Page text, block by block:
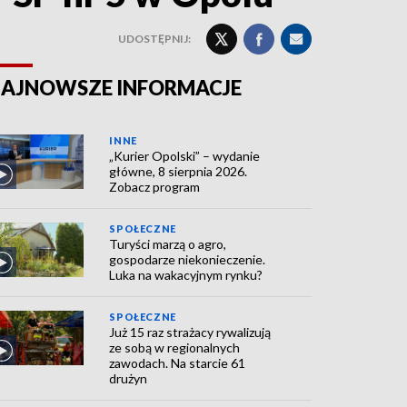
UDOSTĘPNIJ:
INFORMACJE
INNE
„Kurier Opolski” – wydanie
główne, 8 sierpnia 2026.
Zobacz program
SPOŁECZNE
Turyści marzą o agro,
gospodarze niekonieczenie.
Luka na wakacyjnym rynku?
SPOŁECZNE
Już 15 raz strażacy rywalizują
ze sobą w regionalnych
zawodach. Na starcie 61
drużyn